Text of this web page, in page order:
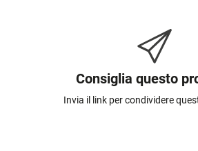
Consiglia questo
Invia il link per condividere